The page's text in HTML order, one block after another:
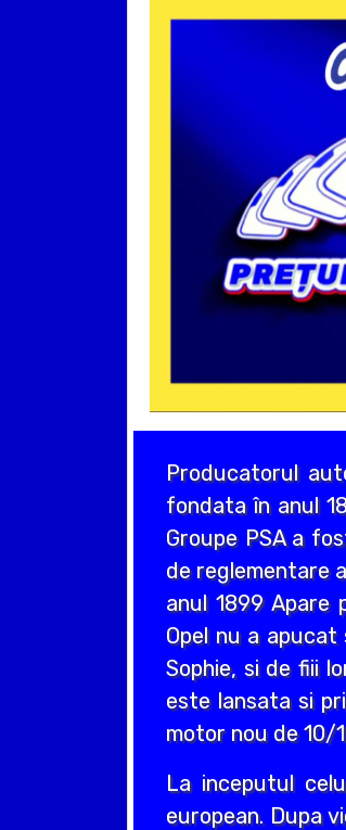
Producatorul
fondata în anul
Groupe PSA a
de reglementare
anul 1899 Apare
Opel nu a
Sophie, si de fiii
este lansata si
motor nou de 10/
La inceputul
european. Dupa